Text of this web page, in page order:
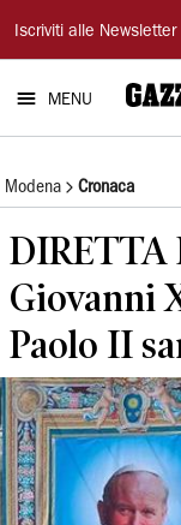
Gazzetta
di
Modena
Iscriviti alle Newsletter
MENU
Modena Cronaca
DIRETTA
Giovanni
Paolo II